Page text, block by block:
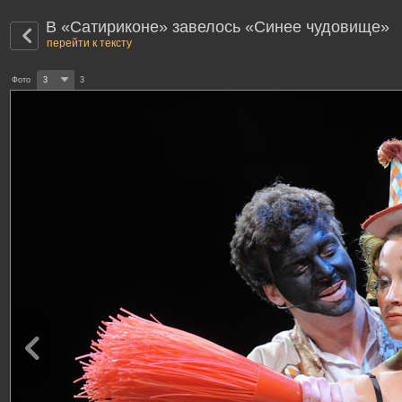
В «Сатириконе» завелось «Синее чудовище»
перейти к тексту
Фото 3 3